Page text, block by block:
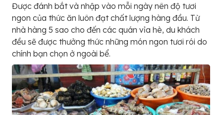
Được đánh bắt và nhập vào mỗi ngày nên độ tươi
ngon của thức ăn luôn đạt chất lượng hàng đầu. Từ
nhà hàng 5 sao cho đến các quán vỉa hè, du khách
đều sẽ được thưởng thức những món ngon tươi rói do
chính bạn chọn ở ngoài bể.